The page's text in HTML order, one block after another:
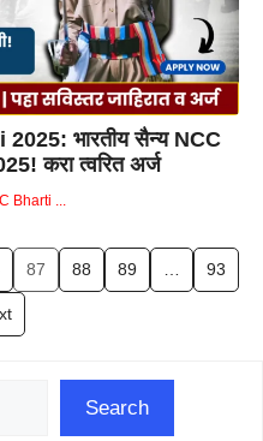
भारतीय सैन्य NCC
करा त्वरित अर्ज
Bharti ...
87 88 89 93
Search